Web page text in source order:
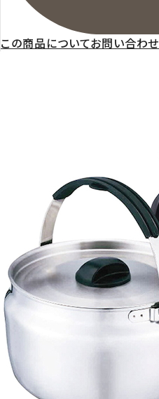
この商品についてお問い合わせ